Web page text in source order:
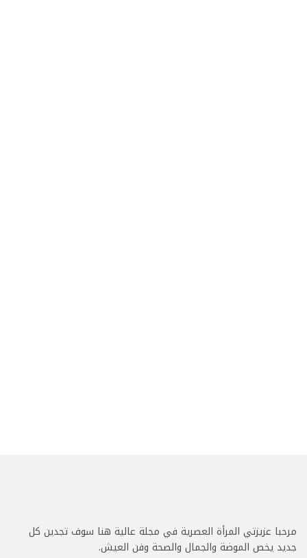
مرحبا عزيزتي المرأة العصرية في مجلة عالية هنا سوف تجدين كل
جديد يخص الموضة والجمال والصحة وفن العيش.